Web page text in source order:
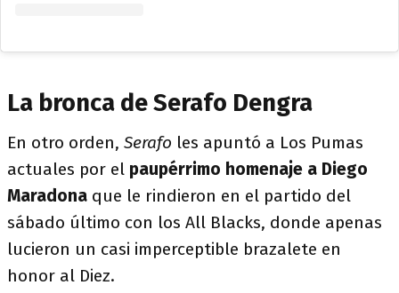
La bronca de Serafo Dengra
En otro orden, Serafo les apuntó a Los Pumas
actuales por el paupérrimo homenaje a Diego
Maradona que le rindieron en el partido del
sábado último con los All Blacks, donde apenas
lucieron un casi imperceptible brazalete en
honor al Diez.